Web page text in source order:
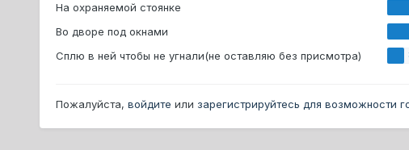
На охраняемой стоянке
Во дворе под окнами
Сплю в ней чтобы не угнали(не оставляю без присмотра)
Пожалуйста, войдите или зарегистрируйтесь для возможности